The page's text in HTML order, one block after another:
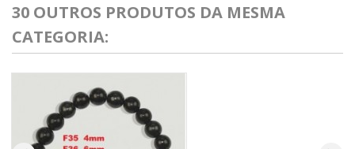
30 OUTROS PRODUTOS DA MESMA
CATEGORIA: